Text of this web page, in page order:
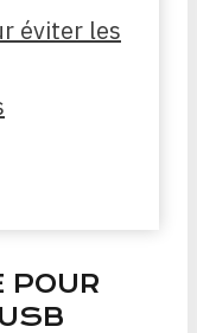
éviter les
POUR